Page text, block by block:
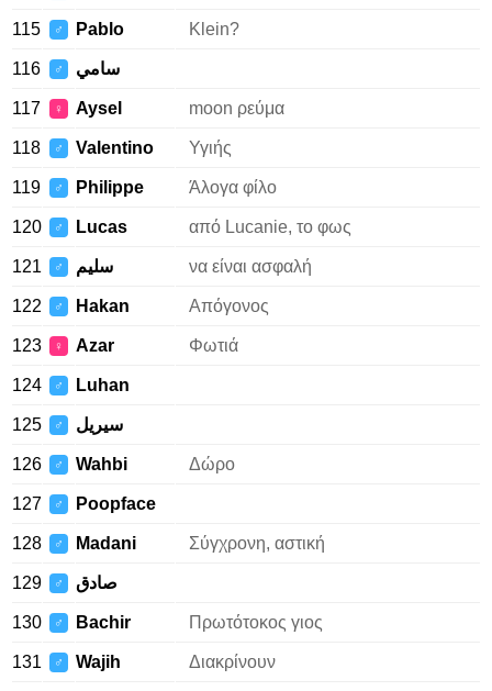
115 ♂ Pablo Klein?
116 ♂ سامي
117 ♀ Aysel moon ρεύμα
118 ♂ Valentino Υγιής
119 ♂ Philippe Άλογα φίλο
120 ♂ Lucas από Lucanie, το φως
121 ♂ سليم να είναι ασφαλή
122 ♂ Hakan Απόγονος
123 ♀ Azar Φωτιά
124 ♂ Luhan
125 ♂ سيريل
126 ♂ Wahbi Δώρο
127 ♂ Poopface
128 ♂ Madani Σύγχρονη, αστική
129 ♂ صادق
130 ♂ Bachir Πρωτότοκος γιος
131 ♂ Wajih Διακρίνουν